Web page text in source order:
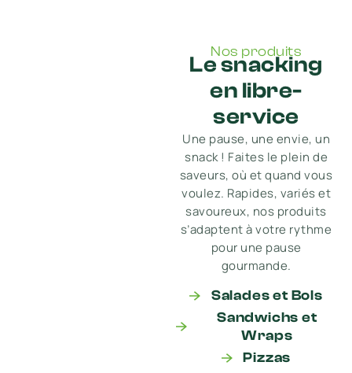
Nos produits
Le snacking
en libre-
service
Une pause, une envie, un
snack ! Faites le plein de
saveurs, où et quand vous
voulez. Rapides, variés et
savoureux, nos produits
s’adaptent à votre rythme
pour une pause
gourmande.
Salades et Bols
Sandwichs et
Wraps
Pizzas